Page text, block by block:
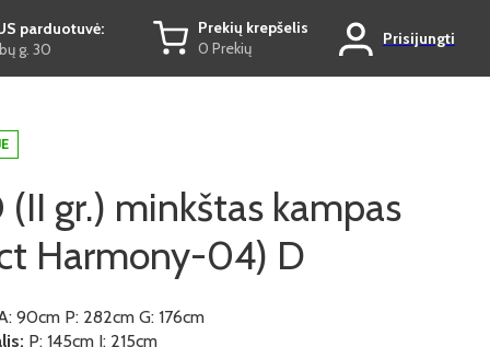
parduotuvė:
g. 30
Prekių krepšelis
0 Prekių
Prisijungti
(II gr.) minkštas kampas
Harmony-04) D
90cm P: 282cm G: 176cm
P: 145cm I: 215cm